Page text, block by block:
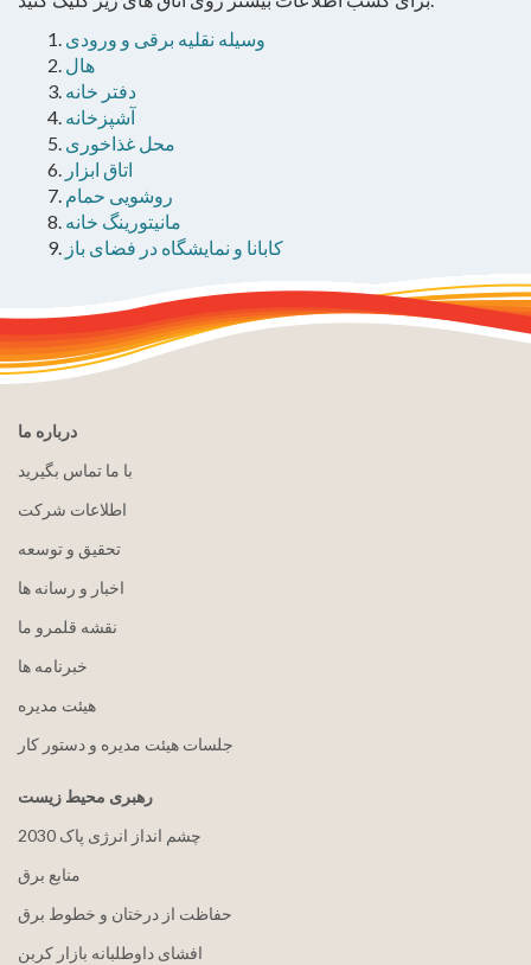
وسیله نقلیه برقی و ورودی
هال
دفتر خانه
آشپزخانه
محل غذاخوری
اتاق ابزار
روشویی حمام
مانیتورینگ خانه
کابانا و نمایشگاه در فضای باز
درباره ما
با ما تماس بگیرید
اطلاعات شرکت
تحقیق و توسعه
اخبار و رسانه ها
نقشه قلمرو ما
خبرنامه ها
هيئت مدیره
جلسات هیئت مدیره و دستور کار
رهبری محیط زیست
2030 چشم انداز انرژی پاک
منابع برق
حفاظت از درختان و خطوط برق
افشای داوطلبانه بازار کربن